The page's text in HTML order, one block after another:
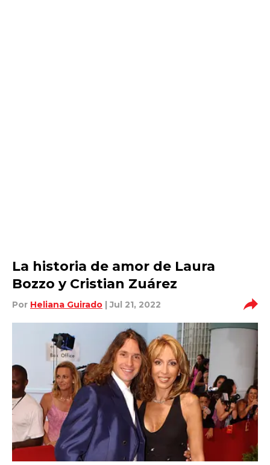
La historia de amor de Laura
Bozzo y Cristian Zuárez
Por Heliana Guirado | Jul 21, 2022